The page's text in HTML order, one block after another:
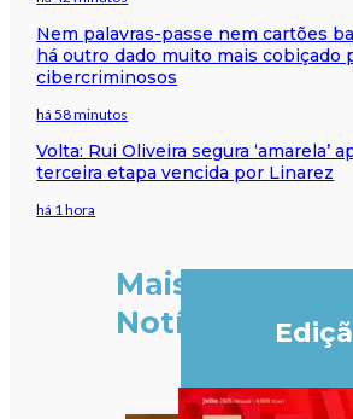
Nem palavras-passe nem cartões
há outro dado muito mais cobiçado
cibercriminosos
há 58 minutos
Volta: Rui Oliveira segura ‘amarela’
terceira etapa vencida por Linarez
há 1 hora
Mais
Notícias